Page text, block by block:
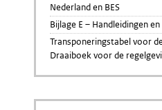
Nederland en BES
Bijlage E – Handleidingen
Transponeringstabel voor
Draaiboek voor de